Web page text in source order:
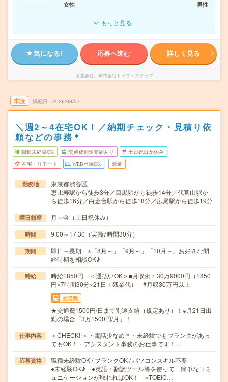
女性
男性
もっと見る
気になる! 応募へ進む 詳しく見る
派遣会社 株式会社トップ・スタッフ
未読 掲載日 2026/08/07
＼週2～4在宅OK！／納期チェック・見積り依
頼などの事務＊
職種未経験OK 交通費別途支給あり 土日祝日が休み
在宅・リモート WEB登録OK 派遣
勤務地
東京都渋谷区
恵比寿駅から徒歩3分／目黒駅から徒歩14分／代官山駅か
ら徒歩16分／白金台駅から徒歩18分／広尾駅から徒歩19分
曜日頻度 月～金（土日祝休み）
時間 9:00～17:30（実働7時間30分）
期間
即日～長期 ※「8月～」「9月～」「10月～」お好きな開
始時期を相談OK♪
時給
時給1850円 ＜週払いOK＞■月収例：30万9000円（1850
円×7時間30分×21日＋残業代） #月収30万円以上
交通費
★交通費1500円/日まで別途支給（規定あり）！※月21日出
勤の場合「3万1500円/月」！
仕事内容
＜CHECK!!＞・電話少なめ＊・未経験でもブランクがあっ
てもOK！・アシスタント事務のお仕事です！…
応募資格
職種未経験OK / ブランクOK / パソコンスキル不要
●未経験OK♪ ●英語：翻訳ツール等を使って 簡単なコミ
ュニケーションが取れればOK！ ※TOEIC…